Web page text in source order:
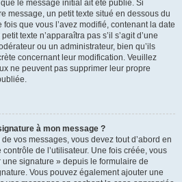
le message initial ait été publié. Si
message, un petit texte situé en dessous du
que vous l’avez modifié, contenant la date
texte n’apparaîtra pas s’il s’agit d’une
ou un administrateur, bien qu’ils
concernant leur modification. Veuillez
ne peuvent pas supprimer leur propre
à mon message ?
vos messages, vous devez tout d’abord en
de l’utilisateur. Une fois créée, vous
signature » depuis le formulaire de
Vous pouvez également ajouter une